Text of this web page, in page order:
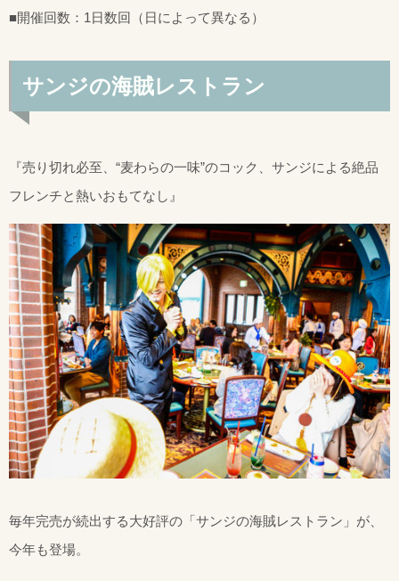
■開催回数：1日数回（日によって異なる）
サンジの海賊レストラン
『売り切れ必至、“麦わらの一味”のコック、サンジによる絶品
フレンチと熱いおもてなし』
毎年完売が続出する大好評の「サンジの海賊レストラン」が、
今年も登場。